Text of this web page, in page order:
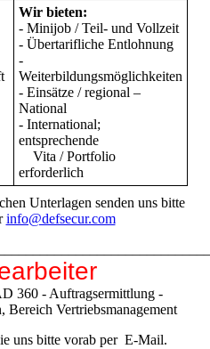
Wir bieten:
- Minijob / Teil- und Vollzeit
- Übertarifliche Entlohnung
-
Weiterbildungsmöglichkeiten
- Einsätze / regional –
National
- International;
entsprechende
Vita / Portfolio
erforderlich
Unterlagen senden uns bitte
info@defsecur.com
360 - Auftragsermittlung -
Bereich Vertriebsmanagement
uns bitte vorab per E-Mail.